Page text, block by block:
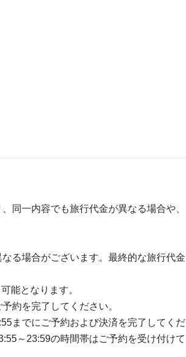
同一内容でも旅行代金が異なる場合や、
る場合がございます。最終的な旅行代金
能となります。
約を完了してください。
までにご予約および決済を完了してくだ
～23:59の時間帯はご予約を受け付けて